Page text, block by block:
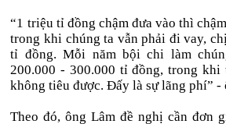
“1 triệu tỉ đồng chậm đưa vào thì
trong khi chúng ta vẫn phải đi vay,
tỉ đồng. Mỗi năm bội chi làm
200.000 - 300.000 tỉ đồng, trong khi
không tiêu được. Đấy là sự lãng phí” -
Theo đó, ông Lâm đề nghị cần đơn